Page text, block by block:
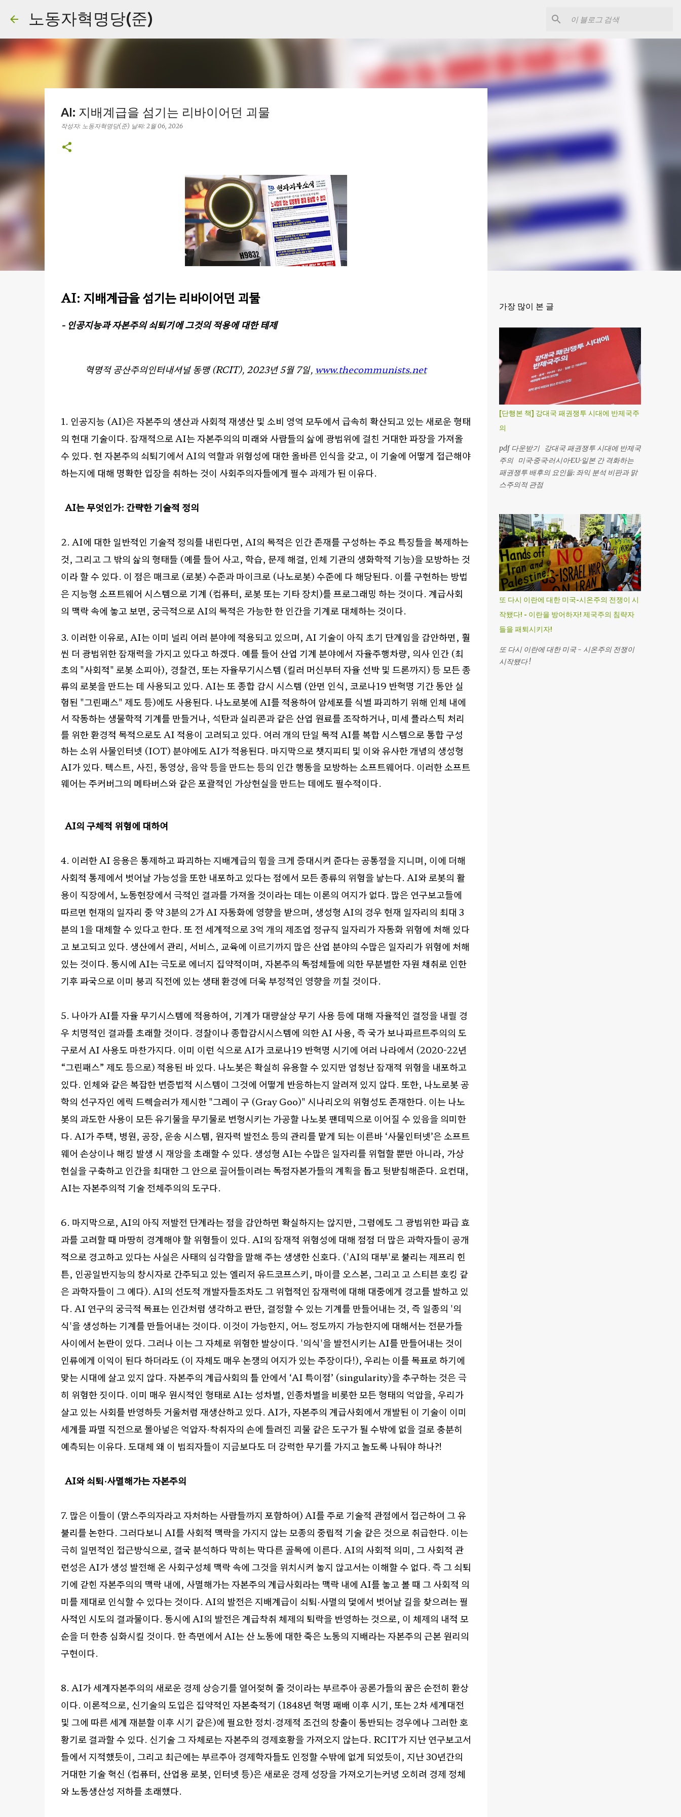
노동자혁명당(준)
AI: 지배계급을 섬기는 리바이어던 괴물
작성자: 노동자혁명당(준) 날짜: 2월 06, 2026
AI: 지배계급을 섬기는 리바이어던 괴물
- 인공지능과 자본주의 쇠퇴기에 그것의 적용에 대한 테제
혁명적 공산주의인터내셔널 동맹(RCIT), 2023년5월7일, www.thecommunists.net
1. 인공지능 (AI)은 자본주의 생산과 사회적 재생산 및 소비 영역 모두에서 급속히 확산되고 있는 새로운 형태
의 현대 기술이다. 잠재적으로AI는 자본주의의 미래와 사람들의 삶에 광범위에 걸친 거대한 파장을 가져올
수 있다. 현 자본주의 쇠퇴기에서 AI의 역할과 위험성에 대한 올바른 인식을 갖고, 이 기술에 어떻게 접근해야
하는지에 대해 명확한 입장을 취하는 것이 사회주의자들에게 필수 과제가 된 이유다.
AI는 무엇인가: 간략한 기술적 정의
2. AI에 대한 일반적인 기술적 정의를 내린다면, AI의 목적은 인간 존재를 구성하는 주요 특징들을 복제하는
것, 그리고 그 밖의 삶의 형태들 (예를 들어 사고, 학습, 문제 해결, 인체 기관의 생화학적 기능)을 모방하는 것
이라 할 수 있다. 이 점은 매크로 (로봇)수준과 마이크로 (나노로봇)수준에 다 해당된다. 이를 구현하는 방법
은 지능형 소프트웨어 시스템으로 기계 (컴퓨터, 로봇 또는 기타 장치)를 프로그래밍 하는 것이다. 계급사회
의 맥락 속에 놓고 보면, 궁극적으로AI의 목적은 가능한 한 인간을 기계로 대체하는 것이다.
3. 이러한 이유로, AI는 이미 널리 여러 분야에 적용되고 있으며, AI 기술이 아직 초기 단계임을 감안하면, 훨
씬 더 광범위한 잠재력을 가지고 있다고 하겠다. 예를 들어 산업 기계 분야에서 자율주행차량, 의사 인간 (최
초의 "사회적"로봇 소피아), 경찰견, 또는 자율무기시스템 (킬러 머신부터 자율 선박 및 드론까지)등 모든 종
류의 로봇을 만드는 데 사용되고 있다. AI는 또 종합 감시 시스템 (안면 인식, 코로나19 반혁명 기간 동안 실
험된 "그린패스"제도 등)에도 사용된다. 나노로봇에AI를 적용하여 암세포를 식별 파괴하기 위해 인체 내에
서 작동하는 생물학적 기계를 만들거나, 석탄과 실리콘과 같은 산업 원료를 조작하거나, 미세 플라스틱 처리
를 위한 환경적 목적으로도AI적용이 고려되고 있다. 여러 개의 단일 목적 AI를 복합 시스템으로 통합 구성
하는 소위 사물인터넷 (IOT) 분야에도AI가 적용된다. 마지막으로 챗지피티 및 이와 유사한 개념의 생성형
AI가 있다. 텍스트, 사진, 동영상, 음악 등을 만드는 등의 인간 행동을 모방하는 소프트웨어다. 이러한 소프트
웨어는 주커버그의 메타버스와 같은 포괄적인 가상현실을 만드는 데에도 필수적이다.
AI의 구체적 위험에 대하여
4. 이러한AI응용은 통제하고 파괴하는 지배계급의 힘을 크게 증대시켜 준다는 공통점을 지니며, 이에 더해
사회적 통제에서 벗어날 가능성을 또한 내포하고 있다는 점에서 모든 종류의 위험을 낳는다. AI와 로봇의 활
용이 직장에서, 노동현장에서 극적인 결과를 가져올 것이라는 데는 이론의 여지가 없다. 많은 연구보고들에
따르면 현재의 일자리 중 약3분의 2가AI자동화에 영향을 받으며, 생성형 AI의 경우 현재 일자리의 최대 3
분의 1을 대체할 수 있다고 한다. 또 전 세계적으로3억 개의 제조업 정규직 일자리가 자동화 위험에 처해 있다
고 보고되고 있다. 생산에서 관리, 서비스, 교육에 이르기까지 많은 산업 분야의 수많은 일자리가 위험에 처해
있는 것이다. 동시에AI는 극도로 에너지 집약적이며, 자본주의 독점체들에 의한 무분별한 자원 채취로 인한
기후 파국으로 이미 붕괴 직전에 있는 생태 환경에 더욱 부정적인 영향을 끼칠 것이다.
5. 나아가AI를 자율 무기시스템에 적용하여, 기계가 대량살상 무기 사용 등에 대해 자율적인 결정을 내릴 경
우 치명적인 결과를 초래할 것이다. 경찰이나 종합감시시스템에 의한AI 사용, 즉 국가 보나파르트주의의 도
구로서 AI 사용도 마찬가지다. 이미 이런 식으로AI가 코로나19 반혁명 시기에 여러 나라에서 (2020-22년
“그린패스” 제도 등으로)적용된 바 있다. 나노봇은 확실히 유용할 수 있지만 엄청난 잠재적 위험을 내포하고
있다. 인체와 같은 복잡한 변증법적 시스템이 그것에 어떻게 반응하는지 알려져 있지 않다. 또한, 나노로봇 공
학의 선구자인 에릭 드렉슬러가 제시한"그레이 구 (Gray Goo)" 시나리오의 위험성도 존재한다. 이는 나노
봇의 과도한 사용이 모든 유기물을 무기물로 변형시키는 가공할 나노봇 팬데믹으로 이어질 수 있음을 의미한
다. AI가 주택, 병원, 공장, 운송 시스템, 원자력 발전소 등의 관리를 맡게 되는 이른바 ‘사물인터넷’은 소프트
웨어 손상이나 해킹 발생 시 재앙을 초래할 수 있다. 생성형 AI는 수많은 일자리를 위협할 뿐만 아니라, 가상
현실을 구축하고 인간을 최대한 그 안으로 끌어들이려는 독점자본가들의 계획을 돕고 뒷받침해준다. 요컨대,
AI는 자본주의적 기술 전체주의의 도구다.
6. 마지막으로, AI의 아직 저발전 단계라는 점을 감안하면 확실하지는 않지만, 그럼에도 그 광범위한 파급 효
과를 고려할 때 마땅히 경계해야 할 위험들이 있다. AI의 잠재적 위험성에 대해 점점 더 많은 과학자들이 공개
적으로 경고하고 있다는 사실은 사태의 심각함을 말해 주는 생생한 신호다. ('AI의 대부'로 불리는 제프리 힌
튼, 인공일반지능의 창시자로 간주되고 있는 엘리저 유드코프스키, 마이클 오스본, 그리고 고 스티븐 호킹 같
은 과학자들이 그 예다). AI의 선도적 개발자들조차도 그 위협적인 잠재력에 대해 대중에게 경고를 발하고 있
다. AI 연구의 궁극적 목표는 인간처럼 생각하고 판단, 결정할 수 있는 기계를 만들어내는 것, 즉 일종의 '의
식'을 생성하는 기계를 만들어내는 것이다. 이것이 가능한지, 어느 정도까지 가능한지에 대해서는 전문가들
사이에서 논란이 있다. 그러나 이는 그 자체로 위험한 발상이다. '의식'을 발전시키는AI를 만들어내는 것이
인류에게 이익이 된다 하더라도 (이 자체도 매우 논쟁의 여지가 있는 주장이다!), 우리는 이를 목표로 하기에
맞는 시대에 살고 있지 않다. 자본주의 계급사회의 틀 안에서 ‘AI 특이점’ (singularity)을 추구하는 것은 극
히 위험한 짓이다. 이미 매우 원시적인 형태로AI는 성차별, 인종차별을 비롯한 모든 형태의 억압을, 우리가
살고 있는 사회를 반영하듯 거울처럼 재생산하고 있다. AI가, 자본주의 계급사회에서 개발된 이 기술이 이미
세계를 파멸 직전으로 몰아넣은 억압자·착취자의 손에 들려진 괴물 같은 도구가 될 수밖에 없을 걸로 충분히
예측되는 이유다. 도대체 왜 이 범죄자들이 지금보다도 더 강력한 무기를 가지고 놀도록 나둬야 하나?!
AI와 쇠퇴·사멸해가는 자본주의
7. 많은 이들이 (맑스주의자라고 자처하는 사람들까지 포함하여) AI를 주로 기술적 관점에서 접근하여 그 유
불리를 논한다. 그러다보니 AI를 사회적 맥락을 가지지 않는 모종의 중립적 기술 같은 것으로 취급한다. 이는
극히 일면적인 접근방식으로, 결국 분석하다 막히는 막다른 골목에 이른다. AI의 사회적 의미, 그 사회적 관
련성은AI가 생성 발전해 온 사회구성체 맥락 속에 그것을 위치시켜 놓지 않고서는 이해할 수 없다. 즉 그 쇠퇴
기에 갇힌 자본주의의 맥락 내에, 사멸해가는 자본주의 계급사회라는 맥락 내에AI를 놓고 볼 때 그 사회적 의
미를 제대로 인식할 수 있다는 것이다. AI의 발전은 지배계급이 쇠퇴·사멸의 덫에서 벗어날 길을 찾으려는 필
사적인 시도의 결과물이다. 동시에AI의 발전은 계급착취 체제의 퇴락을 반영하는 것으로, 이 체제의 내적 모
순을 더 한층 심화시킬 것이다. 한 측면에서 AI는 산 노동에 대한 죽은 노동의 지배라는 자본주의 근본 원리의
구현이다.
8. AI가 세계자본주의의 새로운 경제 상승기를 열어젖혀 줄 것이라는 부르주아 공론가들의 꿈은 순전히 환상
이다. 이론적으로, 신기술의 도입은 집약적인 자본축적기 (1848년 혁명 패배 이후 시기, 또는2차 세계대전
및 그에 따른 세계 재분할 이후 시기 같은)에 필요한 정치·경제적 조건의 창출이 동반되는 경우에나 그러한 호
황기로 결과할 수 있다. 신기술 그 자체로는 자본주의 경제호황을 가져오지 않는다. RCIT가 지난 연구보고서
들에서 지적했듯이, 그리고 최근에는 부르주아 경제학자들도 인정할 수밖에 없게 되었듯이, 지난30년간의
거대한 기술 혁신 (컴퓨터, 산업용 로봇, 인터넷 등)은 새로운 경제 성장을 가져오기는커녕 오히려 경제 정체
와 노동생산성 저하를 초래했다.
가장 많이 본 글
[단행본 책] 강대국 패권쟁투 시대에 반제국주
의
pdf 다운받기 강대국 패권쟁투 시대에 반제국
주의 미국·중국·러시아·EU·일본 간 격화하는
패권쟁투 배후의 요인들: 좌익 분석 비판과 맑
스주의적 관점
또 다시 이란에 대한 미국-시온주의 전쟁이 시
작됐다! - 이란을 방어하자! 제국주의 침략자
들을 패퇴시키자!
또 다시 이란에 대한 미국 - 시온주의 전쟁이
시작됐다 !